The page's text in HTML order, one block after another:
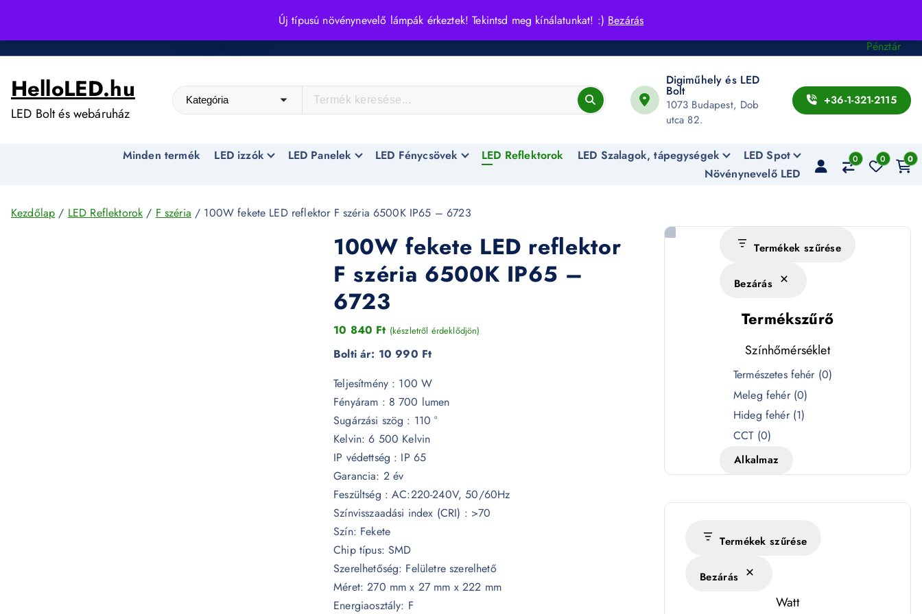
Új típusú növénynevelő lámpák érkeztek! Tekintsd meg kínálatunkat! :) Bezárás
i
Pénztár
HelloLED.hu
LED Bolt és webáruház
Digiműhely és LED
Bolt
1073 Budapest, Dob
utca 82.
+36-1-321-2115
Minden termék LED izzók LED Panelek LED Fénycsövek LED Reflektorok LED Szalagok, tápegységek
LED Spot
Növénynevelő LED
0 0 0
Kezdőlap / LED Reflektorok / F széria / 100W fekete LED reflektor F széria 6500K IP65 – 6723
100W fekete LED reflektor
F széria 6500K IP65 –
6723
10 840 Ft (készletről érdeklődjön)
Bolti ár: 10 990 Ft
Teljesítmény : 100 W
Fényáram : 8 700 lumen
Sugárzási szög : 110 °
Kelvin: 6 500 Kelvin
IP védettség : IP 65
Garancia: 2 év
Feszültség : AC:220-240V, 50/60Hz
Színvisszaadási index (CRI) : >70
Szín: Fekete
Chip típus: SMD
Szerelhetőség: Felületre szerelhető
Méret: 270 mm x 27 mm x 222 mm
Energiaosztály: F
Termékek szűrése
Bezárás
Termékszűrő
Színhőmérséklet
é
s
k
Természetes fehér (0)
Meleg fehér (0)
Hideg fehér (1)
CCT (0)
Alkalmaz
Termékek szűrése
Bezárás
Watt